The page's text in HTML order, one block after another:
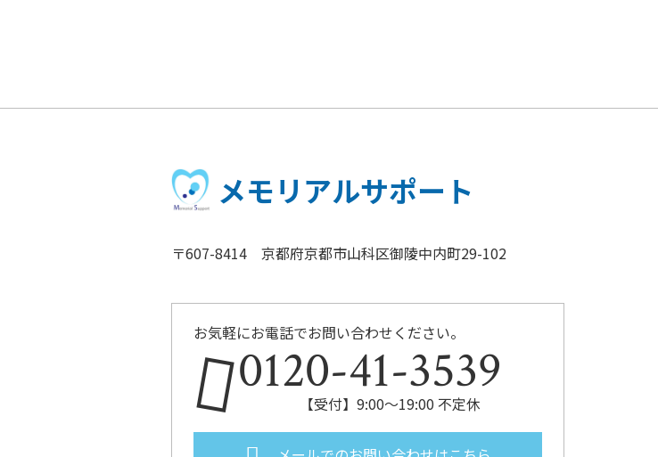
o
メモリアルサポート
〒607-8414 京都府京都市山科区御陵中内町29-102
お気軽にお電話でお問い合わせください。
0120-41-3539
【受付】9:00～19:00 不定休